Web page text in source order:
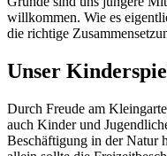
willkommen. Wie es
die richtige
Unser
Durch Freude am
auch Kinder und
Beschäftigung in der Natur